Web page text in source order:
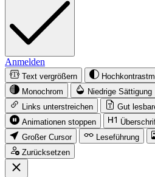
Anmelden
Text vergrößern
Monochrom
Niedrige Sättigung
Links unterstreichen
Gut
Animationen stoppen
Großer Cursor
Leseführung
Zurücksetzen